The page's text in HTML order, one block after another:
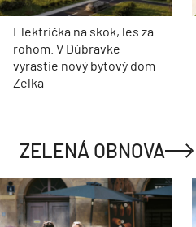
Električka na skok, les za
rohom. V Dúbravke
vyrastie nový bytový dom
Zelka
ZELENÁ OBNOVA